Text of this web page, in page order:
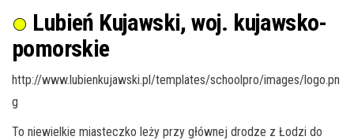
Lubień Kujawski, woj. kujawsko-
pomorskie
http://www.lubienkujawski.pl/templates/schoolpro/images/logo.pn
g
To niewielkie miasteczko leży przy głównej drodze z Łodzi do